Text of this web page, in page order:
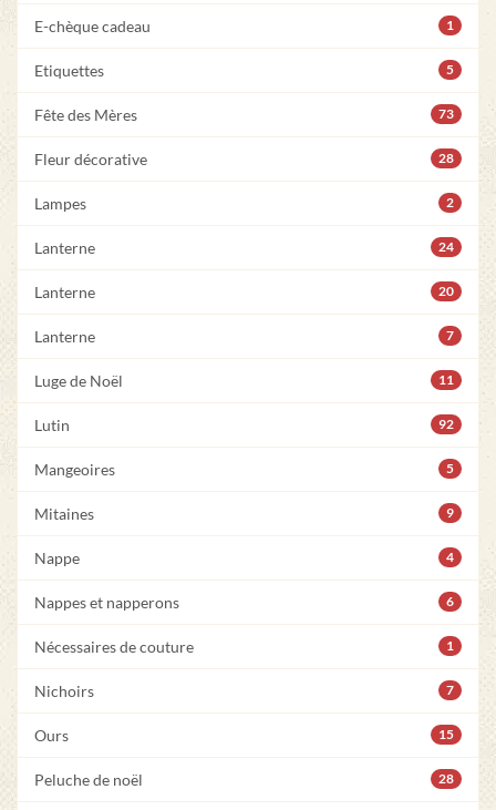
E-chèque cadeau 1
Etiquettes 5
Fête des Mères 73
Fleur décorative 28
Lampes 2
Lanterne 24
Lanterne 20
Lanterne 7
Luge de Noël 11
Lutin 92
Mangeoires 5
Mitaines 9
Nappe 4
Nappes et napperons 6
Nécessaires de couture 1
Nichoirs 7
Ours 15
Peluche de noël 28